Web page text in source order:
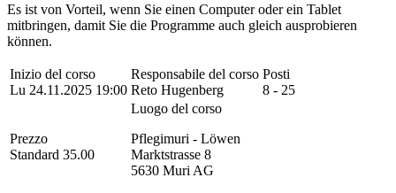
Es ist von Vorteil, wenn Sie einen Computer oder ein Tablet
mitbringen, damit Sie die Programme auch gleich ausprobieren
können.
Inizio del corso
Lu 24.11.2025 19:00
Responsabile del corso
Reto Hugenberg
Posti
8 - 25
Prezzo
Standard 35.00
Luogo del corso
Pflegimuri - Löwen
Marktstrasse 8
5630 Muri AG